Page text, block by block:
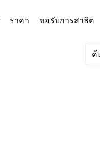
ราคา ขอรับการสาธิต